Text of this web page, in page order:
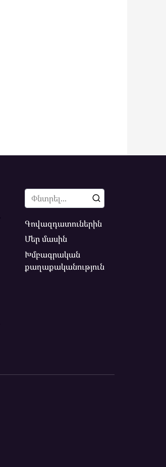
Search
for:
Գովազդատուներին
Մեր մասին
Խմբագրական
քաղաքականություն